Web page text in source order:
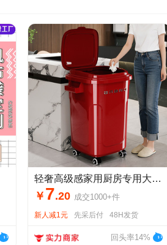
轻奢高级感家用厨房专用大号大容量塑料长方形带盖带轮垃圾桶加厚
￥ 7.20 成交1000+件
新人减1元 先采后付 48H发货
回头率14%